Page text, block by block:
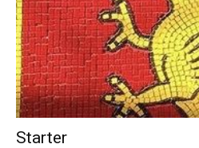
Starter